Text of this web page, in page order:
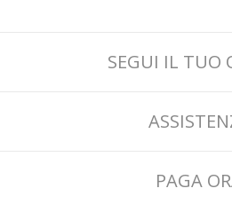
SEGUI IL TUO
PAGA